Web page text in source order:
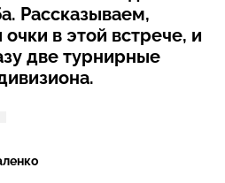
Рассказываем,
в этой встрече, и
две турнирные